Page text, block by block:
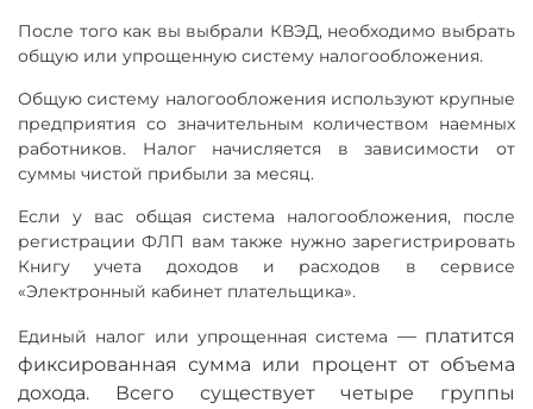
После того как вы выбрали КВЭД, необходимо выбрать
общую или упрощенную систему налогообложения.
Общую систему налогообложения используют крупные
предприятия со значительным количеством наемных
работников. Налог начисляется в зависимости от
суммы чистой прибыли за месяц.
Если у вас общая система налогообложения, после
регистрации ФЛП вам также нужно зарегистрировать
Книгу учета доходов и расходов в сервисе
«Электронный кабинет плательщика».
Единый налог или упрощенная система —платится
фиксированная сумма или процент от объема
дохода. Всего существует четыре группы